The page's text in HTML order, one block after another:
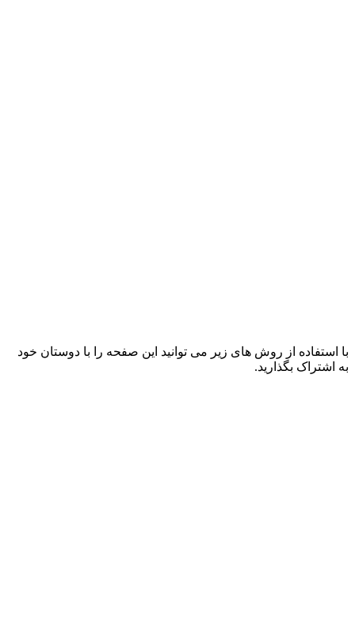
با استفاده از روش های زیر می توانید این صفحه را با دوستان خود
به اشتراک بگذارید.